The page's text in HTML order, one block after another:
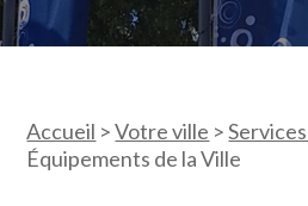
Accueil >Votre ville >
Équipements de la Ville